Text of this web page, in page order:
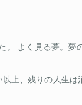
。 よく見る夢。夢
上、残りの人生は